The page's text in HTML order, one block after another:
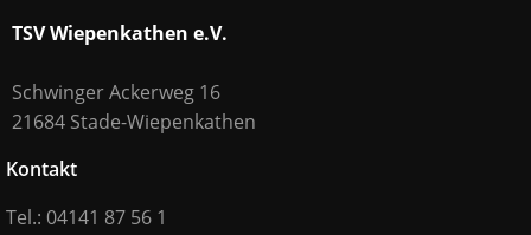
TSV Wiepenkathen e.V.
Schwinger Ackerweg 16
21684 Stade-Wiepenkathen
Kontakt
Tel.: 04141 87 56 1